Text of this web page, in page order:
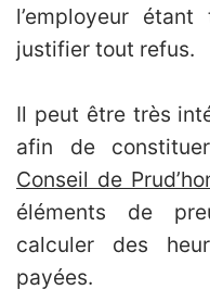
l’employeur
justifier tout refus.
Il peut être très
afin de
Conseil de
éléments de
calculer des
payées.